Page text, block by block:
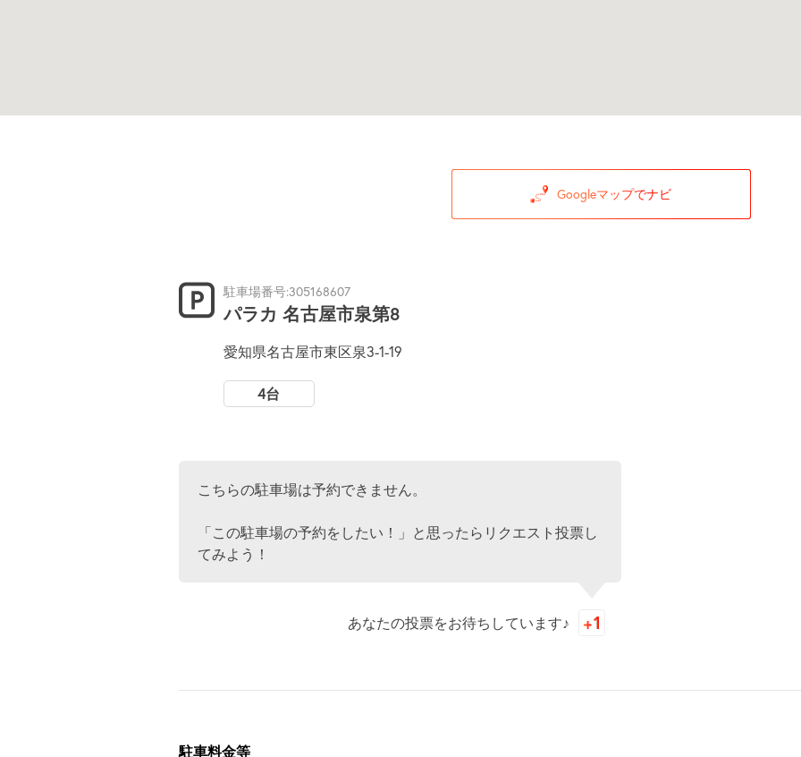
Googleマップでナビ
駐車場番号:305168607
パラカ 名古屋市泉第8
愛知県名古屋市東区泉3-1-19
4台
こちらの駐車場は予約できません。
「この駐車場の予約をしたい！」と思ったらリクエスト投票し
てみよう！
あなたの投票をお待ちしています♪
駐車料金等